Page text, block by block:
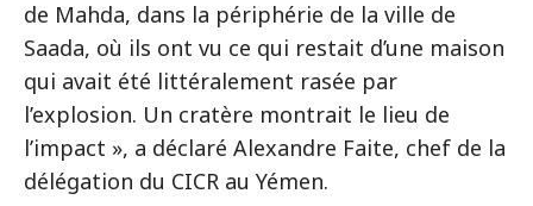
de Mahda, dans la périphérie de la ville de
Saada, où ils ont vu ce qui restait d’une maison
qui avait été littéralement rasée par
l’explosion. Un cratère montrait le lieu de
l’impact », a déclaré Alexandre Faite, chef de la
délégation du CICR au Yémen.